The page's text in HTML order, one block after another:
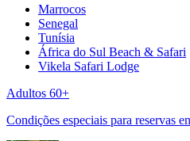
Marrocos
Senegal
Tunísia
África do Sul Beach & Safari
Vikela Safari Lodge
Adultos 60+
Condições especiais para reservas